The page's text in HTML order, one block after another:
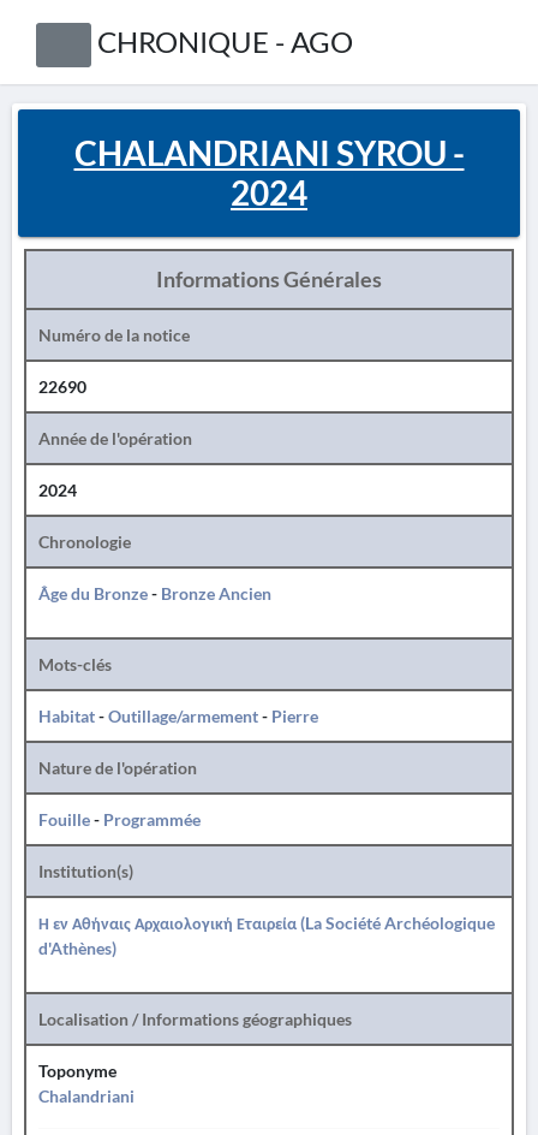
CHRONIQUE - AGO
CHALANDRIANI SYROU -
2024
Informations Générales
Numéro de la notice
22690
Année de l'opération
2024
Chronologie
Âge du Bronze- Bronze Ancien
Mots-clés
Habitat-Outillage/armement- Pierre
Nature de l'opération
Fouille- Programmée
Institution(s)
Η εν Αθήναις Αρχαιολογική Εταιρεία (La Société Archéologique
d'Athènes)
Localisation / Informations géographiques
Toponyme
Chalandriani